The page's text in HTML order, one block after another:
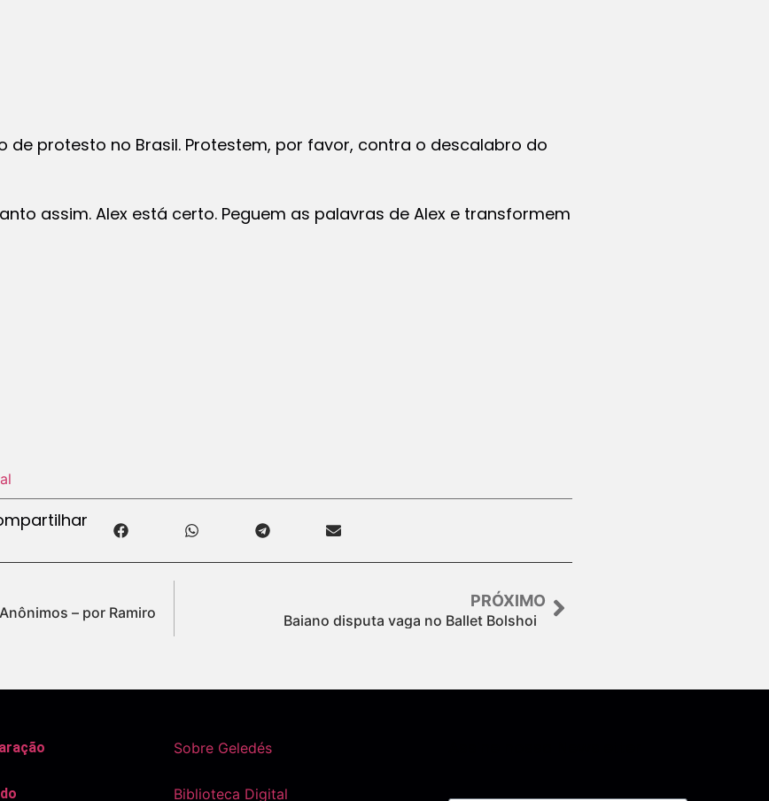
de protesto no Brasil. Protestem, por favor, contra o descalabro do
assim. Alex está certo. Peguem as palavras de Alex e transformem
– por Ramiro
PRÓXIMO
Baiano disputa vaga no Ballet Bolshoi
Sobre Geledés
Biblioteca Digital